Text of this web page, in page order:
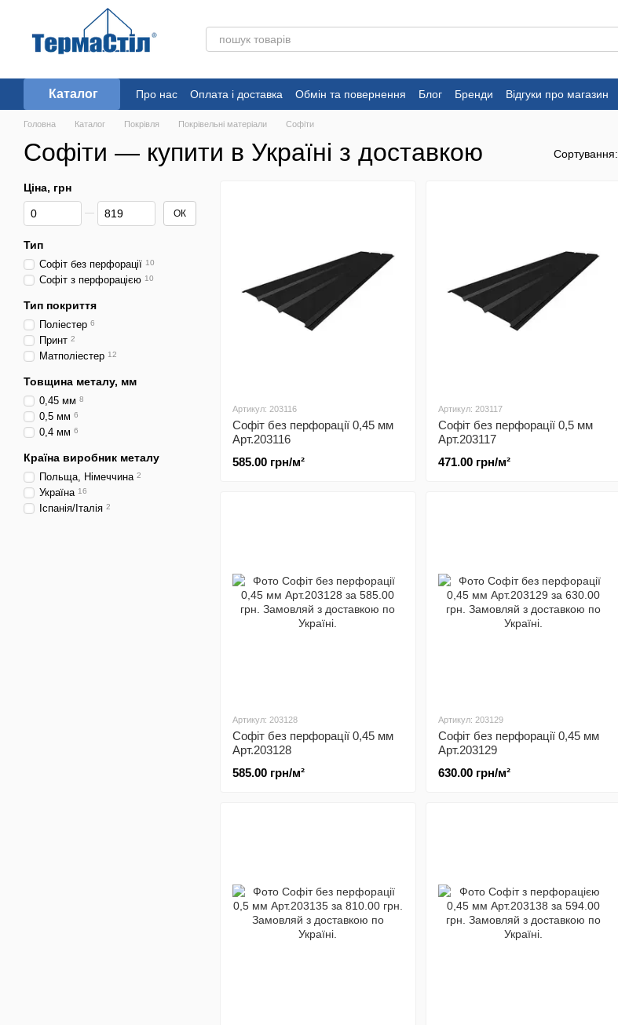
Перейти до основного контенту
Каталог Про нас Оплата і доставка Обмін та повернення Блог Бренди Відгуки про магазин
Головна Каталог Покрівля Покрівельні матеріали Софіти
Софіти — купити в Україні з доставкою Сортування:
Артикул: 203116
Софіт без перфорації 0,45 мм
Арт.203116
585.00 грн/м²
Артикул: 203117
Софіт без перфорації 0,5 мм
Арт.203117
471.00 грн/м²
Артикул: 203128
Софіт без перфорації 0,45 мм
Арт.203128
585.00 грн/м²
Артикул: 203129
Софіт без перфорації 0,45 мм
Арт.203129
630.00 грн/м²
Ціна, грн
Від Ціна, грн
До Ціна, грн ОК
Тип
Софіт без перфорації 10
Софіт з перфорацією 10
Тип покриття
Поліестер 6
Принт 2
Матполіестер 12
Товщина металу, мм
0,45 мм 8
0,5 мм 6
0,4 мм 6
Країна виробник металу
Польща, Німеччина 2
Україна 16
Іспанія/Італія 2